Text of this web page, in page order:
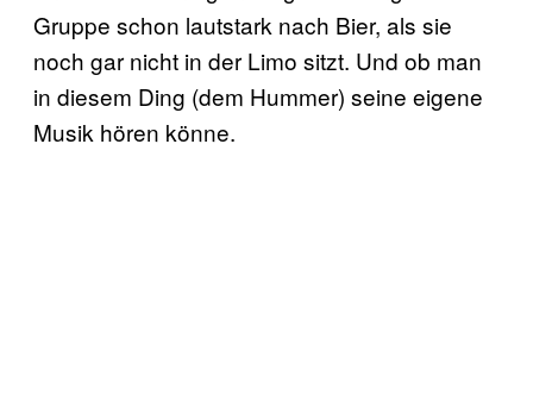
Gruppe schon lautstark nach Bier, als sie
noch gar nicht in der Limo sitzt. Und ob man
in diesem Ding (dem Hummer) seine eigene
Musik hören könne.